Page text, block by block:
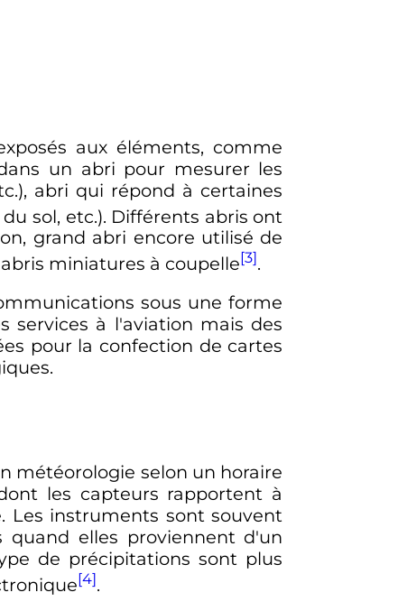
aux éléments, comme
un abri pour mesurer les
abri qui répond à certaines
sol, etc.). Différents abris ont
grand abri encore utilisé de
abris miniatures à coupelle[3].
sous une forme
services à l'aviation mais des
pour la confection de cartes
météorologie selon un horaire
les capteurs rapportent à
Les instruments sont souvent
quand elles proviennent d'un
de précipitations sont plus
[4].